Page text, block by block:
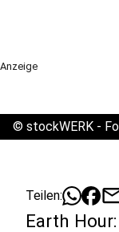
Anzeige
© stockWERK -
Teilen:
Earth